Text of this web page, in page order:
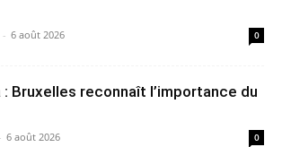
- 6 août 2026 0
Bruxelles reconnaît l’importance du
- 6 août 2026 0